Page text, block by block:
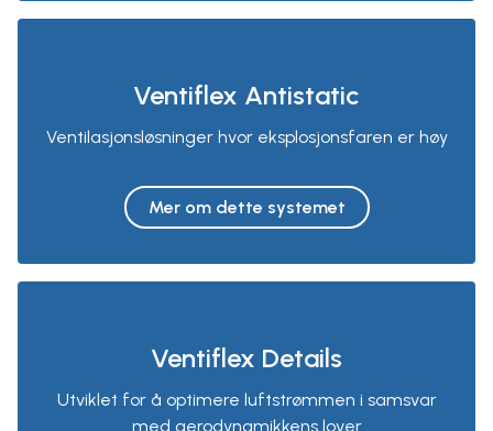
Ventiflex Antistatic
Ventilasjonsløsninger hvor eksplosjonsfaren er høy
Mer om dette systemet
Ventiflex Details
Utviklet for å optimere luftstrømmen i samsvar
med aerodynamikkens lover